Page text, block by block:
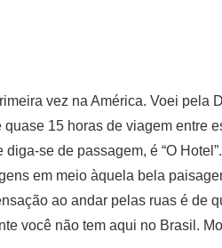
vez na América. Voei pela
15 horas de viagem entre
se de passagem, é “O
em meio àquela bela
ao andar pelas ruas é de
você não tem aqui no Brasil.